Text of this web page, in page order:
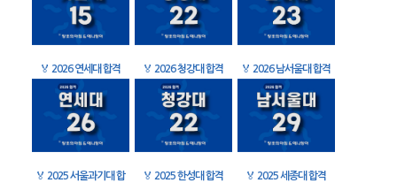
🏅 2026 연세대 합격 🏅 2026 청강대 합격 🏅 2026 남서울대 합격
🏅 2025 서울과기대 합
🏅 2025 한성대 합격 🏅 2025 세종대 합격